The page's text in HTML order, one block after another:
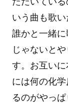
いう曲も歌
誰かと一緒
じゃないと
す。お互い
には何の化
るのがやっぱ